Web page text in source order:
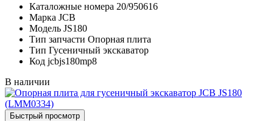
Каталожные номера 20/950616
Марка JCB
Модель JS180
Тип запчасти Опорная плита
Тип Гусеничный экскаватор
Код jcbjs180mp8
В наличии